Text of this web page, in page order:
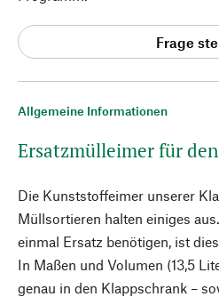
Allgemeine Informationen
Ersatzmülleimer für
Die Kunststoffeimer unserer
Müllsortieren halten einiges
einmal Ersatz benötigen, ist
In Maßen und Volumen (13,5
genau in den Klappschrank –
Frage